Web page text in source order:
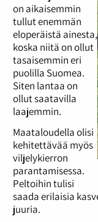
on aikaisemmin
tullut enemmän
eloperäistä ainesta,
koska niitä on ollut
tasaisemmin eri
puolilla Suomea.
Siten lantaa on
ollut saatavilla
laajemmin.
Maataloudella olisi
kehitettävää myös
viljelykierron
parantamisessa.
Peltoihin tulisi
saada erilaisia
juuria.